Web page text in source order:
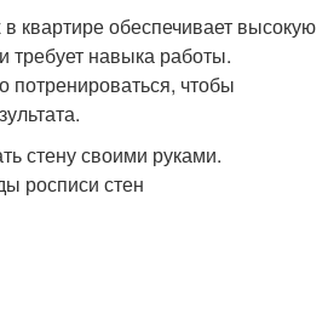
квартире обеспечивает высокую
требует навыка работы.
потренироваться, чтобы